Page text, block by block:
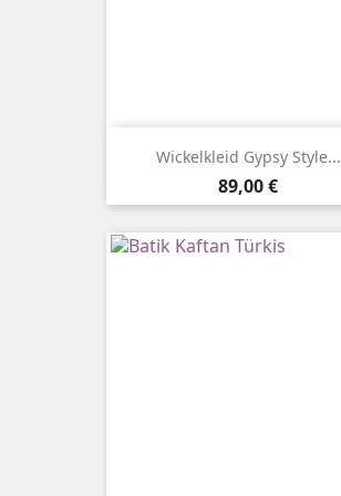
Wickelkleid Gypsy Style...
Preis
89,00 €